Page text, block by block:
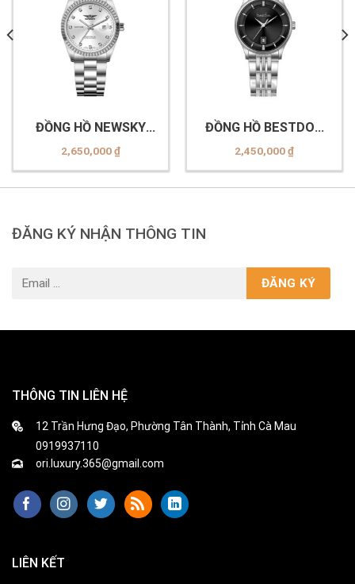
ĐỒNG HỒ NEWSKY
NS5020L.S01
2,650,000₫
ĐỒNG HỒ BESTDON
BD99270L-B02
2,450,000₫
ĐĂNG KÝ NHẬN THÔNG TIN
THÔNG TIN LIÊN HỆ
12 Trần Hưng Đạo, Phường Tân Thành, Tỉnh Cà Mau
0919937110
ori.luxury.365@gmail.com
LIÊN KẾT